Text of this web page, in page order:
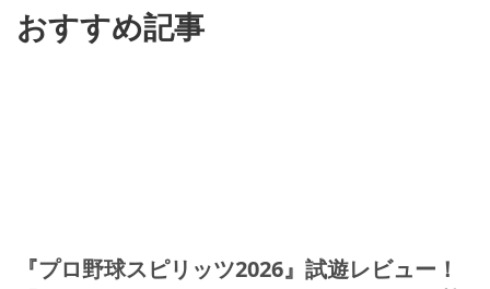
おすすめ記事
『プロ野球スピリッツ2026』試遊レビュー！